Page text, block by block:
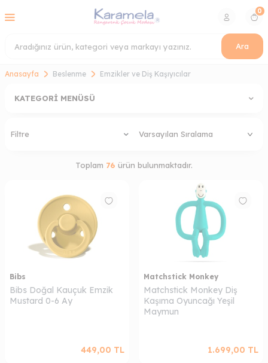
Ara
0
Anasayfa Beslenme Emzikler ve Diş Kaşıyıcılar
KATEGORI MENÜSÜ
Filtre
Toplam 76 ürün bulunmaktadır.
Bibs
Bibs Doğal Kauçuk Emzik
Mustard 0-6 Ay
449,00 TL
Matchstick Monkey
Matchstick Monkey Diş
Kaşıma Oyuncağı Yeşil
Maymun
1.699,00 TL